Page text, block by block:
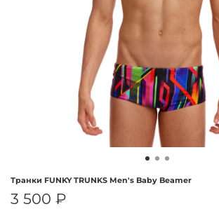
Транки FUNKY TRUNKS Men's Baby Beamer
3 500 ₽